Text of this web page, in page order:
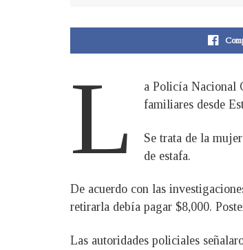
L
a Policía Nacional
familiares desde
Se trata de la
de estafa.
De acuerdo con las
retirarla debía pagar $8,000.
Las autoridades policiales